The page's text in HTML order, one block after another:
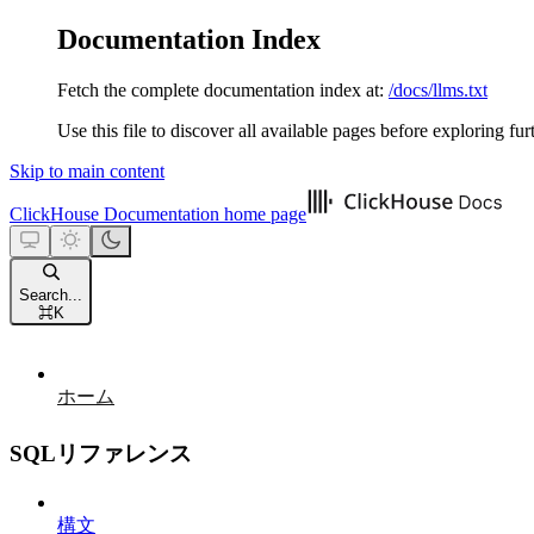
Documentation Index
Fetch the complete documentation index at: /docs/llms.txt
Use this file to discover all available pages before exploring
Skip to main content
ClickHouse Documentation home page
Search...
⌘K
ホーム
SQLリファレンス
構文